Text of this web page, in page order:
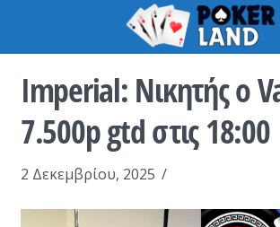
Ιmperial: Νικητής ο
7.500p gtd στις 18:00
2 Δεκεμβρίου, 2025